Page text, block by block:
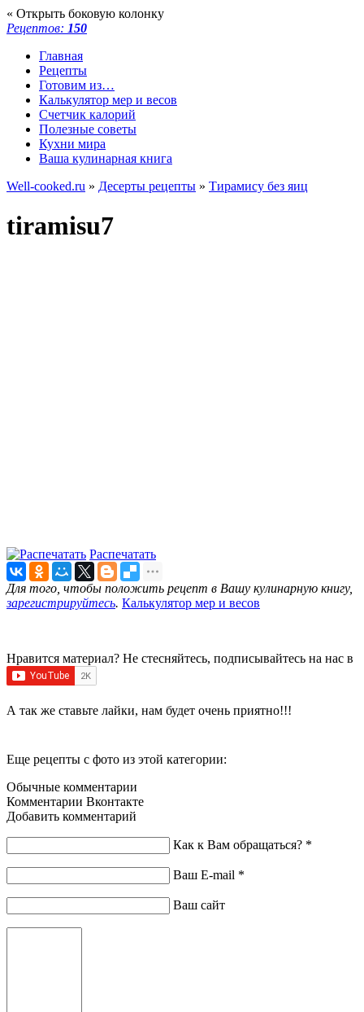
« Открыть боковую колонку
Рецептов: 150
Главная
Рецепты
Готовим из…
Калькулятор мер и весов
Счетчик калорий
Полезные советы
Кухни мира
Ваша кулинарная книга
Well-cooked.ru » Десерты рецепты » Тирамису без яиц
tiramisu7
Распечатать
Для того, чтобы положить рецепт в Вашу кулинарную книгу,
зарегистрируйтесь. Калькулятор мер и весов
Нравится материал? Не стесняйтесь, подписывайтесь на нас в
А так же ставьте лайки, нам будет очень приятно!!!
Еще рецепты с фото из этой категории:
Обычные комментарии
Комментарии Вконтакте
Добавить комментарий
Как к Вам обращаться? *
Ваш E-mail *
Ваш сайт